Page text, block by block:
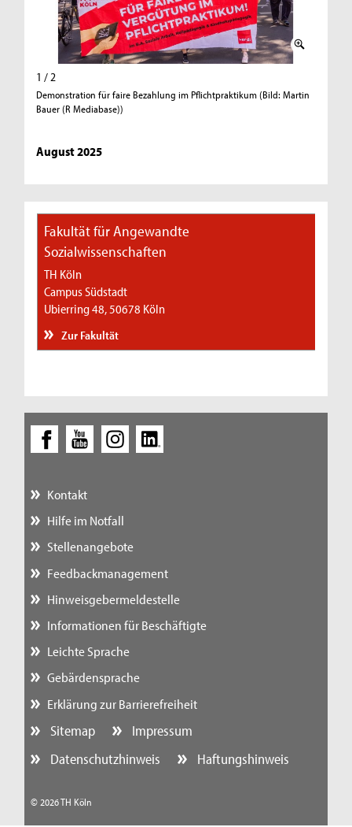
1 / 2
Demonstration für faire Bezahlung im Pflichtpraktikum (Bild: Martin
Bauer (R Mediabase))
August 2025
Fakultät für Angewandte
Sozialwissenschaften
TH Köln
Campus Südstadt
Ubierring 48, 50678 Köln
Zur Fakultät
Kontakt
Hilfe im Notfall
Stellenangebote
Feedbackmanagement
Hinweisgebermeldestelle
Informationen für Beschäftigte
Leichte Sprache
Gebärdensprache
Erklärung zur Barrierefreiheit
Sitemap
Impressum
Datenschutzhinweis
Haftungshinweis
© 2026 TH Köln